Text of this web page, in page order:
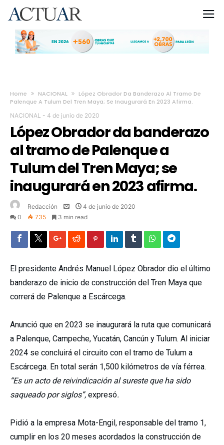
Home NACIONAL
López Obrador Da Banderazo Al Tramo De
Palenque A Tulum Del Tren Maya; Se Inaugurará En 2023 Afirma.
NACIONAL - 4 de junio de 2020
López Obrador da banderazo
al tramo de Palenque a
Tulum del Tren Maya; se
inaugurará en 2023 afirma.
Redacción
4 de junio de 2020
0
735 3 min read
El presidente Andrés Manuel López Obrador dio el último
banderazo de inicio de construcción del Tren Maya que
correrá de Palenque a Escárcega.
Anunció que en 2023 se inaugurará la ruta que comunicará
a Palenque, Campeche, Yucatán, Cancún y Tulum. Al iniciar
2024 se concluirá el circuito con el tramo de Tulum a
Escárcega. En total serán 1,500 kilómetros de vía férrea.
“Es un acto de reivindicación al sureste que ha sido
saqueado por siglos”, expresó.
Pidió a la empresa Mota-Engil, responsable del tramo 1,
cumplir en los 20 meses acordados la construcción de